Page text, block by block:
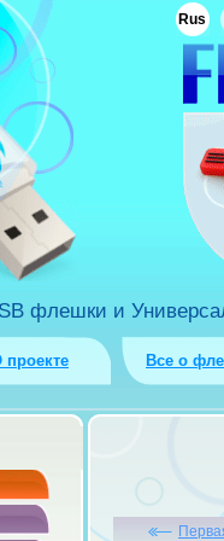
флешки и
проекте Все о
Rus